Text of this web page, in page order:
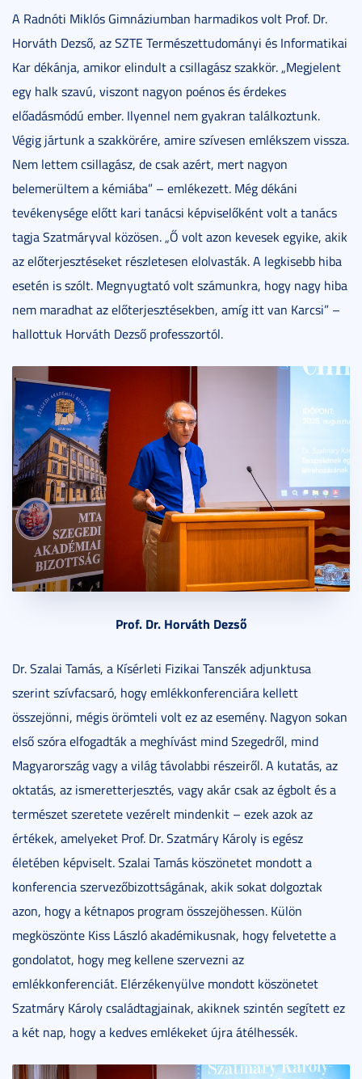
A Radnóti Miklós Gimnáziumban harmadikos volt Prof. Dr.
Horváth Dezső, az SZTE Természettudományi és Informatikai
Kar dékánja, amikor elindult a csillagász szakkör. „Megjelent
egy halk szavú, viszont nagyon poénos és érdekes
előadásmódú ember. Ilyennel nem gyakran találkoztunk.
Végig jártunk a szakkörére, amire szívesen emlékszem vissza.
Nem lettem csillagász, de csak azért, mert nagyon
belemerültem a kémiába” – emlékezett. Még dékáni
tevékenysége előtt kari tanácsi képviselőként volt a tanács
tagja Szatmáryval közösen. „Ő volt azon kevesek egyike, akik
az előterjesztéseket részletesen elolvasták. A legkisebb hiba
esetén is szólt. Megnyugtató volt számunkra, hogy nagy hiba
nem maradhat az előterjesztésekben, amíg itt van Karcsi” –
hallottuk Horváth Dezső professzortól.
Prof. Dr. Horváth Dezső
Dr. Szalai Tamás, a Kísérleti Fizikai Tanszék adjunktusa
szerint szívfacsaró, hogy emlékkonferenciára kellett
összejönni, mégis örömteli volt ez az esemény. Nagyon sokan
első szóra elfogadták a meghívást mind Szegedről, mind
Magyarország vagy a világ távolabbi részeiről. A kutatás, az
oktatás, az ismeretterjesztés, vagy akár csak az égbolt és a
természet szeretete vezérelt mindenkit – ezek azok az
értékek, amelyeket Prof. Dr. Szatmáry Károly is egész
életében képviselt. Szalai Tamás köszönetet mondott a
konferencia szervezőbizottságának, akik sokat dolgoztak
azon, hogy a kétnapos program összejöhessen. Külön
megköszönte Kiss László akadémikusnak, hogy felvetette a
gondolatot, hogy meg kellene szervezni az
emlékkonferenciát. Elérzékenyülve mondott köszönetet
Szatmáry Károly családtagjainak, akiknek szintén segített ez
a két nap, hogy a kedves emlékeket újra átélhessék.